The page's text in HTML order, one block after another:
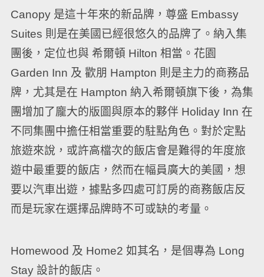
Canopy 是這十年來的新品牌，尊盛 Embassy
Suites 則是在美國已經很悠久的品牌了。納入集
團後，定位也與 希爾頓 Hilton 相當。花園
Garden Inn 及 歡朋 Hampton 則是主力的商務品
牌，尤其是在 Hampton 納入希爾頓旗下後，為集
團增加了龐大的版圖與原本的夥伴 Holiday Inn 在
不同集團中擔任相當重要的駐點角色。對於定點
旅遊來說，或許高檔次的飯店會是難得的年度旅
遊中最重要的飯店，然而在幅員廣大的美國，想
要以汽車出遊，據點多四處可訂房的商務飯店反
而是玩家在選擇品牌時不可或缺的考量。
Homewood 及 Home2 如其名，是個專為 Long
Stay 設計的飯店。